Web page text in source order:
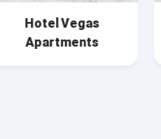
Hotel Vegas
Apartments